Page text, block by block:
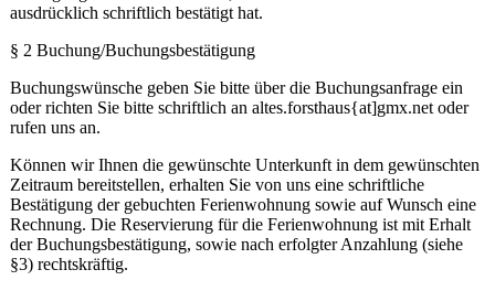
ausdrücklich schriftlich bestätigt hat.
§ 2 Buchung/Buchungsbestätigung
Buchungswünsche geben Sie bitte über die Buchungsanfrage ein
oder richten Sie bitte schriftlich an altes.forsthaus{at]gmx.net oder
rufen uns an.
Können wir Ihnen die gewünschte Unterkunft in dem gewünschten
Zeitraum bereitstellen, erhalten Sie von uns eine schriftliche
Bestätigung der gebuchten Ferienwohnung sowie auf Wunsch eine
Rechnung. Die Reservierung für die Ferienwohnung ist mit Erhalt
der Buchungsbestätigung, sowie nach erfolgter Anzahlung (siehe
§3) rechtskräftig.